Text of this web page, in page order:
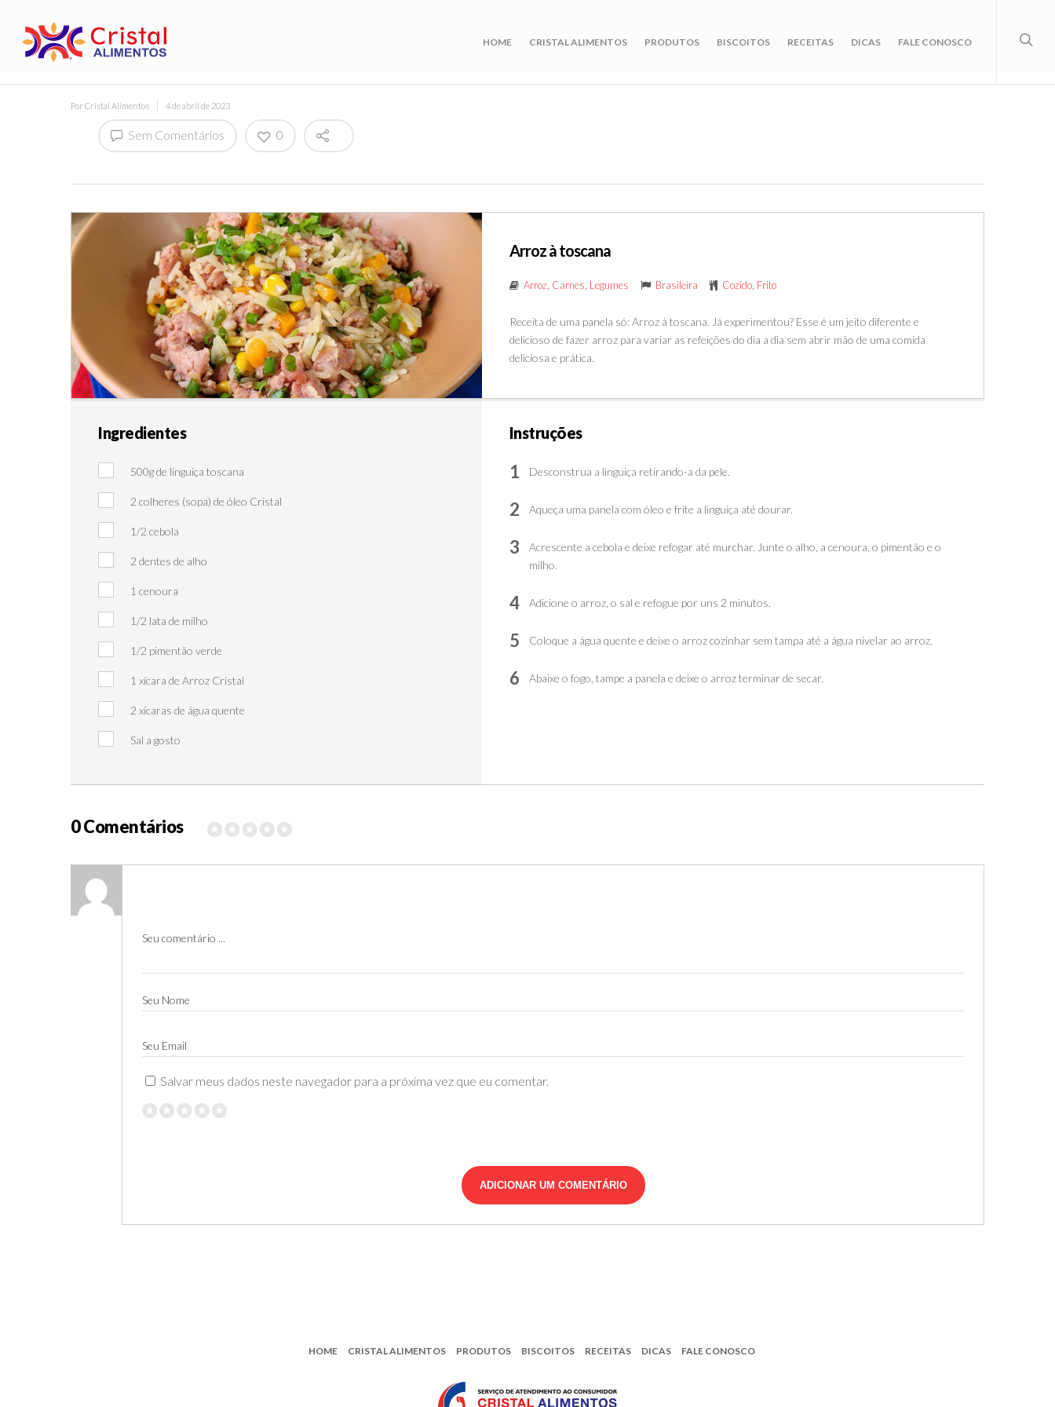
HOME CRISTAL ALIMENTOS PRODUTOS BISCOITOS RECEITAS DICAS FALE CONOSCO
PorCristal Alimentos 4 de abril de 2023
Sem Comentários 0
Arroz à toscana
Arroz, Carnes, Legumes Brasileira Cozido, Frito
Receita de uma panela só: Arroz à toscana. Já experimentou? Esse é um jeito diferente e
delicioso de fazer arroz para variar as refeições do dia a dia sem abrir mão de uma comida
deliciosa e prática.
Ingredientes
500g de linguiça toscana
2 colheres (sopa) de óleo Cristal
1/2 cebola
2 dentes de alho
1 cenoura
1/2 lata de milho
1/2 pimentão verde
1 xícara de Arroz Cristal
2 xícaras de água quente
Sal a gosto
Instruções
1 Desconstrua a linguiça retirando-a da pele.
2 Aqueça uma panela com óleo e frite a linguiça até dourar.
3
Acrescente a cebola e deixe refogar até murchar. Junte o alho, a cenoura, o pimentão e o
milho.
4 Adicione o arroz, o sal e refogue por uns 2 minutos.
5 Coloque a água quente e deixe o arroz cozinhar sem tampa até a água nivelar ao arroz.
6 Abaixe o fogo, tampe a panela e deixe o arroz terminar de secar.
0 Comentários
Seu comentário ...
Seu Nome
Seu Email
Salvar meus dados neste navegador para a próxima vez que eu comentar.
HOME CRISTAL ALIMENTOS PRODUTOS BISCOITOS RECEITAS DICAS FALE CONOSCO